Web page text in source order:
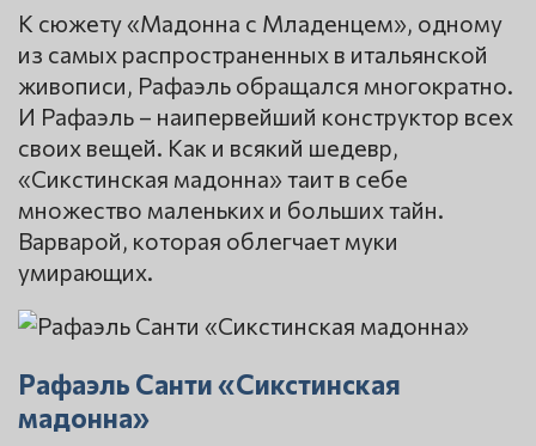
К сюжету «Мадонна с Младенцем», одному
из самых распространенных в итальянской
живописи, Рафаэль обращался многократно.
И Рафаэль – наипервейший конструктор всех
своих вещей. Как и всякий шедевр,
«Сикстинская мадонна» таит в себе
множество маленьких и больших тайн.
Варварой, которая облегчает муки
умирающих.
Рафаэль Санти «Сикстинская
мадонна»